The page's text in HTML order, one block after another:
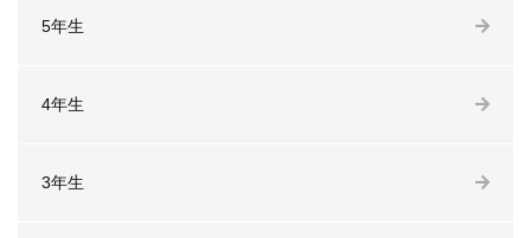
5年生
4年生
3年生